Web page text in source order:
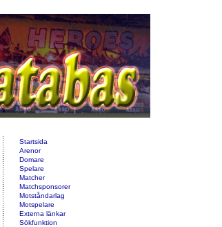
Startsida
Arenor
Domare
Spelare
Matcher
Matchsponsorer
Motståndarlag
Motspelare
Externa länkar
Sökfunktion